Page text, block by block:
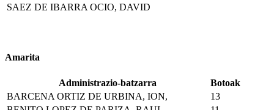
SAEZ DE IBARRA OCIO, DAVID
Amarita
Administrazio-batzarra
Botoak
BARCENA ORTIZ DE URBINA, ION,
13